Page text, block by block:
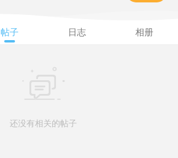
帖子 日志 相册
还没有相关的帖子